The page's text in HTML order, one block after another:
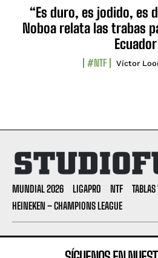
“Es duro, es jodido, es
Noboa relata las trabas
Ecuador
#NTF Víctor
MUNDIAL 2026 LIGAPRO NTF
HEINEKEN – CHAMPIONS LEAGUE